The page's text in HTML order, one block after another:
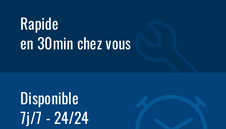
Rapide
en 30min chez vous
Disponible
7j/7 - 24/24